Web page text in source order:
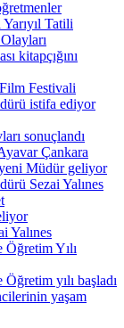
Tatili
kitapçığını
Festivali
istifa ediyor
sonuçlandı
Çankara
Müdür geliyor
Sezai Yalınes
Yalınes
Yılı
yılı başladı
yaşam